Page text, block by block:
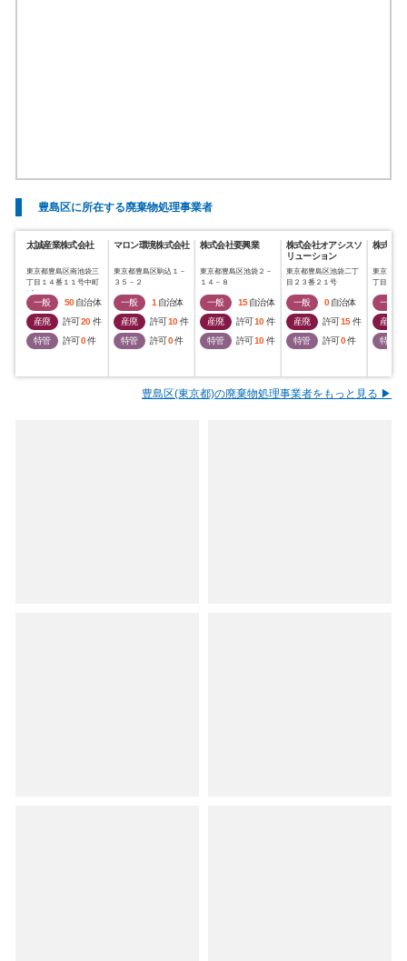
豊島区に所在する廃棄物処理事業者
太誠産業株式会社
東京都豊島区南池袋三
丁目１４番１１号中町
ビル
一般 50 自治体
産廃
許可20 件
特管
許可0件
マロン環境株式会社
東京都豊島区駒込１－
３５－２
一般 1 自治体
産廃
許可10 件
特管
許可0件
株式会社要興業
東京都豊島区池袋２－
１４－８
一般 15 自治体
産廃
許可10 件
特管
許可10 件
株式会社オアシスソ
リューション
東京都豊島区池袋二丁
目２３番２１号
一般 0 自治体
産廃
許可15 件
特管
許可0件
株式会
東京都豊
丁目３４
一般
産廃
特管
豊島区(東京都)の廃棄物処理事業者をもっと見る ▶